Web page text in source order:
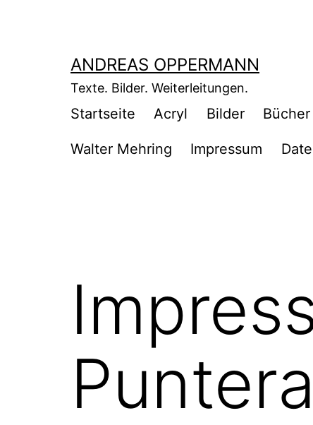
ANDREAS OPPERMANN
Texte. Bilder. Weiterleitungen.
Startseite Acryl Bilder Bücher
Walter Mehring Impressum